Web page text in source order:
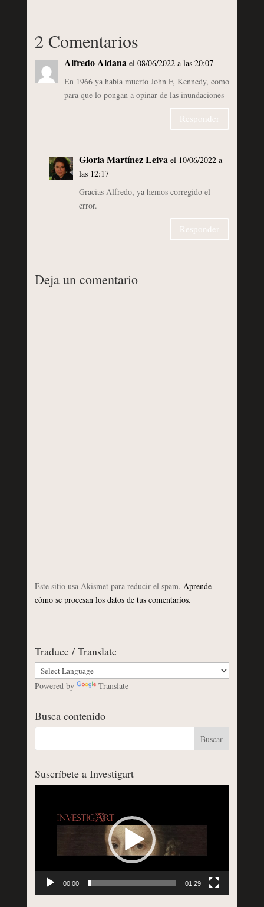
2 Comentarios
Alfredo Aldana el 08/06/2022 a las 20:07
En 1966 ya había muerto John F, Kennedy, como
para que lo pongan a opinar de las inundaciones
Responder
Gloria Martínez Leiva el 10/06/2022 a
las 12:17
Gracias Alfredo, ya hemos corregido el
error.
Responder
Deja un comentario
Este sitio usa Akismet para reducir el spam. Aprende
cómo se procesan los datos de tus comentarios.
Traduce / Translate
Powered by Translate
Busca contenido
Suscríbete a Investigart
00:00 01:29